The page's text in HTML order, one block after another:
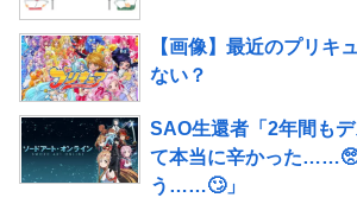
【画像】最近のプリキ
ない？
SAO生還者「2年間も
て本当に辛かった
う……🙄」